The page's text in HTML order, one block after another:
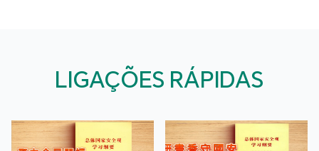
LIGAÇÕES RÁPIDAS